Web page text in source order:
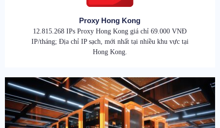
Proxy Hong Kong
12.815.268 IPs Proxy Hong Kong giá chỉ 69.000 VNĐ
IP/tháng; Địa chỉ IP sạch, mới nhất tại nhiều khu vực tại
Hong Kong.